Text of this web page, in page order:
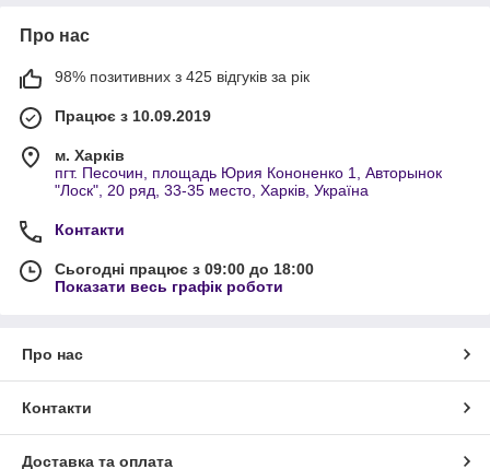
Про нас
98% позитивних з 425 відгуків за рік
Працює з 10.09.2019
м. Харків
пгт. Песочин, площадь Юрия Кононенко 1, Авторынок
"Лоск", 20 ряд, 33-35 место, Харків, Україна
Контакти
Сьогодні працює з 09:00 до 18:00
Показати весь графік роботи
Про нас
Контакти
Доставка та оплата